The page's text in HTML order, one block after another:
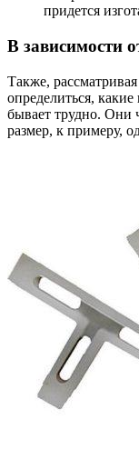
придется
В зависимости
Также,
определиться,
бывает трудно. Они
размер, к примеру,